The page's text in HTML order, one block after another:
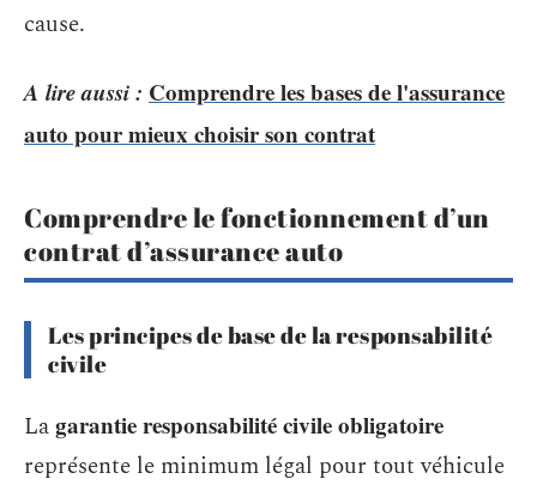
cause.
A lire aussi : Comprendre les bases de l'assurance
auto pour mieux choisir son contrat
Comprendre le fonctionnement d’un
contrat d’assurance auto
Les principes de base de la responsabilité
civile
Lagarantie responsabilité civile obligatoire
représente le minimum légal pour tout véhicule